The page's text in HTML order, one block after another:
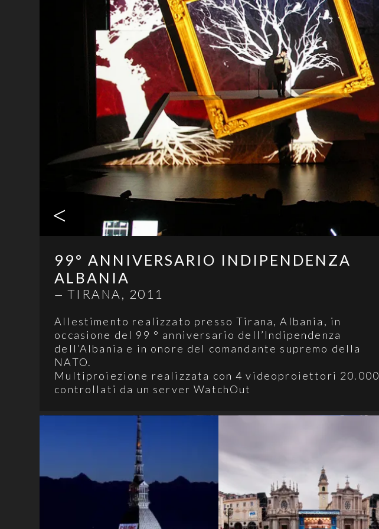
<
99° ANNIVERSARIO INDIPENDENZA
ALBANIA
— TIRANA, 2011
Allestimento realizzato presso Tirana, Albania, in
occasione del 99 ° anniversario dell’Indipendenza
dell’Albania e in onore del comandante supremo della
NATO.
Multiproiezione realizzata con 4 videoproiettori 20.000
controllati da un server WatchOut